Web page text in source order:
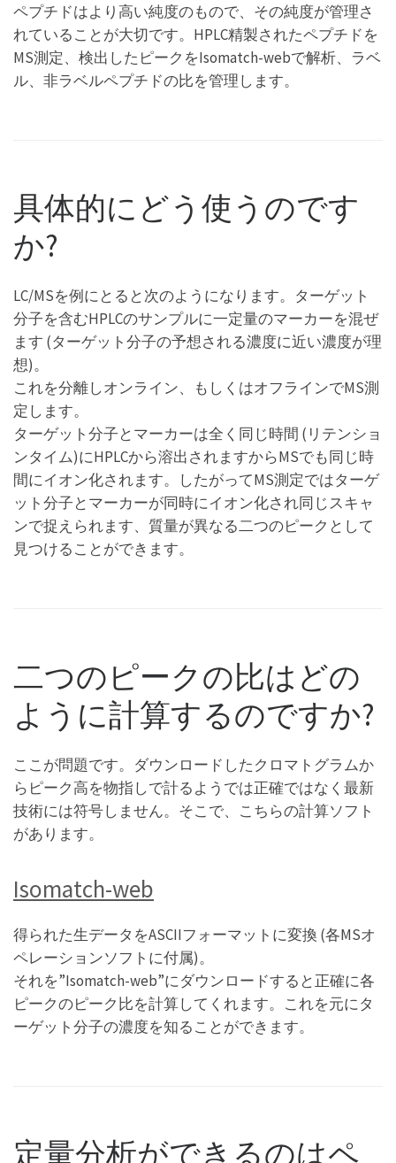
ペプチドはより高い純度のもので、その純度が管理さ
れていることが大切です。HPLC精製されたペプチドを
MS測定、検出したピークをIsomatch-webで解析、ラベ
ル、非ラベルペプチドの比を管理します。
具体的にどう使うのです
か?
LC/MSを例にとると次のようになります。ターゲット
分子を含むHPLCのサンプルに一定量のマーカーを混ぜ
ます (ターゲット分子の予想される濃度に近い濃度が理
想)。
これを分離しオンライン、もしくはオフラインでMS測
定します。
ターゲット分子とマーカーは全く同じ時間 (リテンショ
ンタイム)にHPLCから溶出されますからMSでも同じ時
間にイオン化されます。したがってMS測定ではターゲ
ット分子とマーカーが同時にイオン化され同じスキャ
ンで捉えられます、質量が異なる二つのピークとして
見つけることができます。
二つのピークの比はどの
ように計算するのですか?
ここが問題です。ダウンロードしたクロマトグラムか
らピーク高を物指しで計るようでは正確ではなく最新
技術には符号しません。そこで、こちらの計算ソフト
があります。
Isomatch-web
得られた生データをASCIIフォーマットに変換 (各MSオ
ペレーションソフトに付属)。
それを”Isomatch-web”にダウンロードすると正確に各
ピークのピーク比を計算してくれます。これを元にタ
ーゲット分子の濃度を知ることができます。
定量分析ができるのはペ